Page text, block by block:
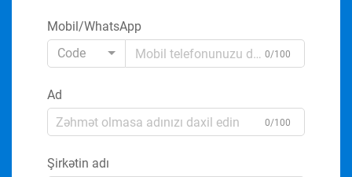
Mobil/WhatsApp
Code
0/100
Ad
0/100
Şirkətin adı